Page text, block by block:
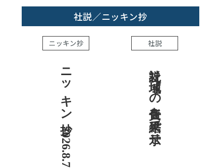
社説／ニッキン抄
ニッキン抄
ニッキン抄 2026.8.7
社説
社説 地域への責任を結果で示せ